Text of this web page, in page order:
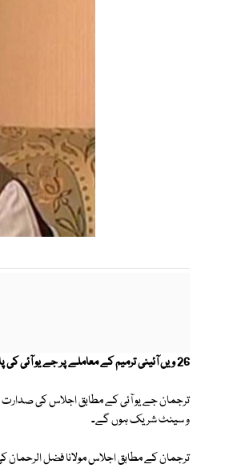
26 ویں آئینی ترمیم کے معاملے پر جے یو آئی کی پارلیمانی پارٹی کا اہم اجلاس آج شام 6 بجےطلب کرلیا گیا۔
ترجمان جے یو آئی کے مطابق اجلاس کی صدارت
و سینٹ شریک ہوں گے۔